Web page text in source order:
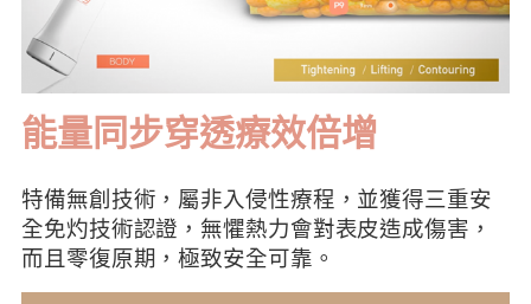
能量同步穿透療效倍增
特備無創技術，屬非入侵性療程，並獲得三重安
全免灼技術認證，無懼熱力會對表皮造成傷害，
而且零復原期，極致安全可靠。